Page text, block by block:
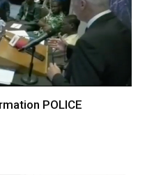
POLICE